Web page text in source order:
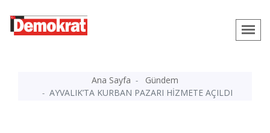
Ana Sayfa
Gündem
AYVALIK’TA KURBAN PAZARI HİZMETE AÇILDI